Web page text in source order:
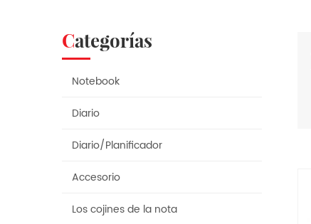
Categorías
Notebook
Diario
Diario/Planificador
Accesorio
Los cojines de la nota